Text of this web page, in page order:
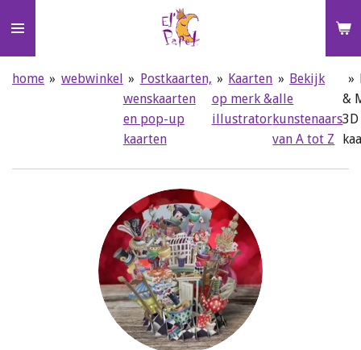
direct
naar
de
home » webwinkel » Postkaarten,
wenskaarten
en pop-up
kaarten
» Kaarten
op merk &
illustrator
» Bekijk
alle
kunstenaars
van A tot Z
»
&
3D